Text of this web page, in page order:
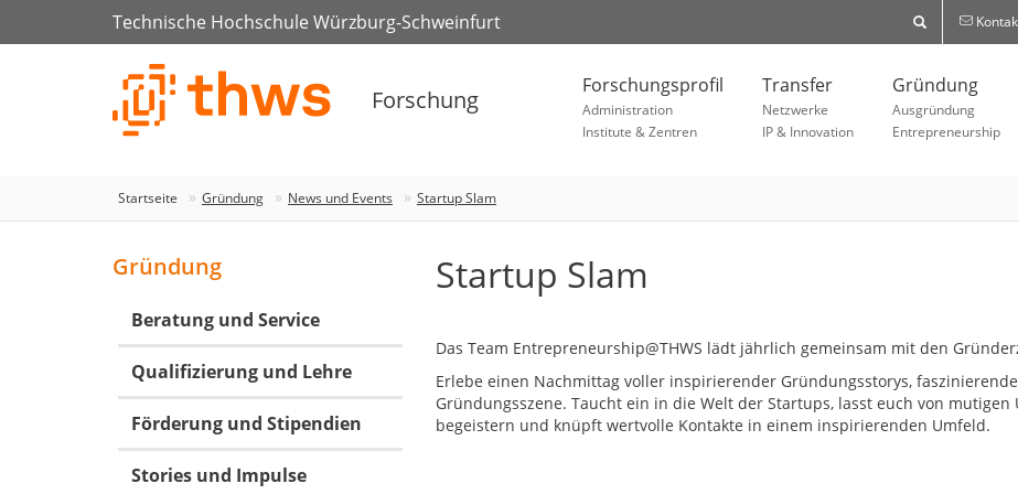
Technische Hochschule Würzburg-Schweinfurt
Forschung
Forschungsprofil
Administration
Institute & Zentren
Transfer
Netzwerke
IP & Innovation
Gründung
Ausgründung
Entrepreneurship
Startseite Gründung News und Events Startup Slam
Startup Slam
Das Team Entrepreneurship@THWS lädt jährlich gemeinsam mit den
Erlebe einen Nachmittag voller inspirierender Gründungsstorys,
Gründungsszene. Taucht ein in die Welt der Startups, lasst euch von
begeistern und knüpft wertvolle Kontakte in einem inspirierenden Umfeld.
Gründung
Beratung und Service
Qualifizierung und Lehre
Förderung und Stipendien
Stories und Impulse